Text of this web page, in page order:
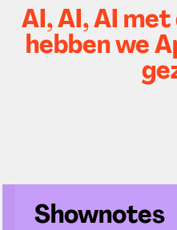
AI, AI, AI
hebben we
Shownotes